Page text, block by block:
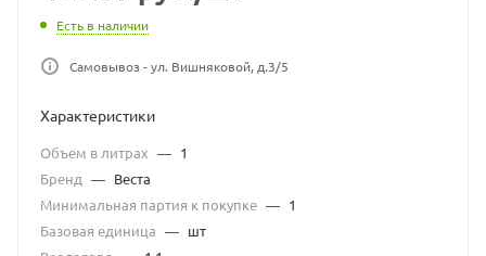
Есть в наличии
Самовывоз - ул. Вишняковой, д.3/5
Характеристики
Объем в литрах — 1
Бренд — Веста
Минимальная партия к покупке — 1
Базовая единица — шт